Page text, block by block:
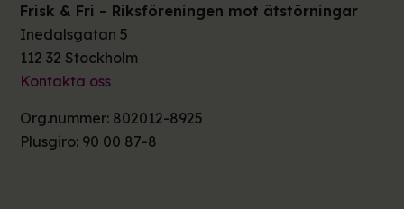
Frisk & Fri – Riksföreningen mot ätstörningar
Inedalsgatan 5
112 32 Stockholm
Kontakta oss
Org.nummer: 802012-8925
Plusgiro: 90 00 87-8